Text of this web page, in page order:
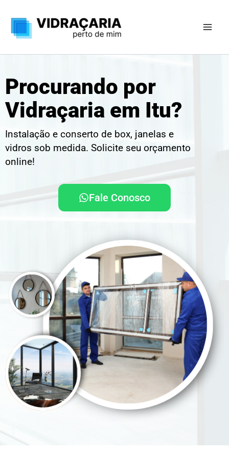
para
Procurando por
Vidraçaria em Itu?
Instalação e conserto de box, janelas e
vidros sob medida. Solicite seu orçamento
online!
Fale Conosco